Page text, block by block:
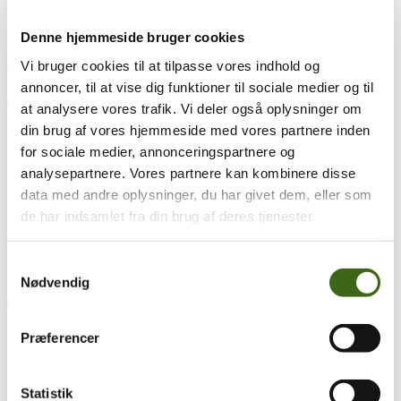
Denne hjemmeside bruger cookies
Vi bruger cookies til at tilpasse vores indhold og
annoncer, til at vise dig funktioner til sociale medier og til
at analysere vores trafik. Vi deler også oplysninger om
din brug af vores hjemmeside med vores partnere inden
for sociale medier, annonceringspartnere og
analysepartnere. Vores partnere kan kombinere disse
data med andre oplysninger, du har givet dem, eller som
de har indsamlet fra din brug af deres tjenester.
Nødvendig
Præferencer
Statistik
jan 1. januar 2026
Referat af bestyrelsesmøde d. 29. nov. 2025
25.11.29 Referat - signed Download læs mere
okt 29. oktober 2025
Referat af bestyrelsesmøde d. 20. okt. 2025
25.10.20 Referat - underskrevet Download læs mere
Læs referatether